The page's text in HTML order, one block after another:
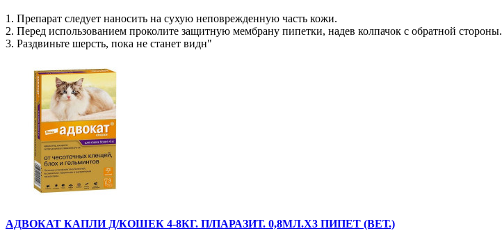
1. Препарат следует наносить на сухую неповрежденную часть кожи.
2. Перед использованием проколите защитную мембрану пипетки, надев колпачок с обратной стороны.
3. Раздвиньте шерсть, пока не станет видн"
АДВОКАТ КАПЛИ Д/КОШЕК 4-8КГ. П/ПАРАЗИТ. 0,8МЛ.Х3 ПИПЕТ (ВЕТ.)